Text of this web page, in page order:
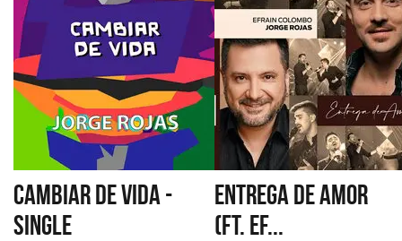
CAMBIAR DE VIDA -
SINGLE
ENTREGA DE AMOR
(FT. EF...